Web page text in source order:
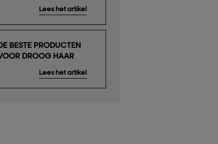
Lees het artikel
BESTE PRODUCTEN
DROOG HAAR
Lees het artikel